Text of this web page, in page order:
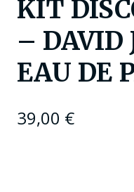
KIT
– DAVID
EAU DE
39,00 €